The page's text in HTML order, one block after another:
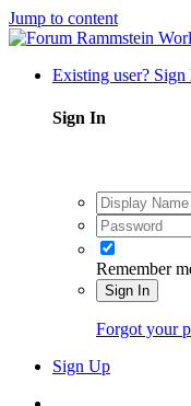
Jump to content
Existing user? Sign
Sign In
Remember
Sign In
Forgot your
Sign Up